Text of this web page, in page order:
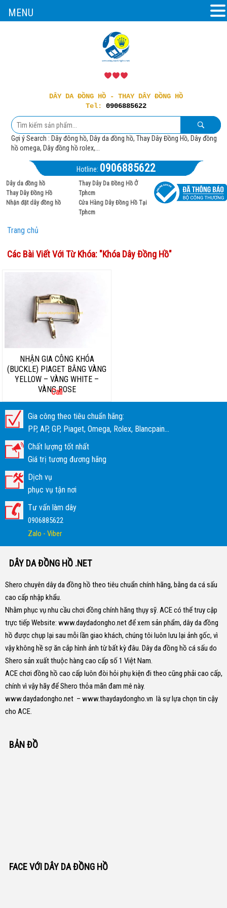
DÂY DA ĐỒNG HỒ - THAY DÂY ĐỒNG HỒ
Tel: 0906885622
Gợi ý Search : Dây đông hồ, Dây da đồng hồ, Thay Dây Đồng Hồ, Dây đồng
hồ omega, Dây đồng hồ rolex,...
Hotline: 0906885622
Dây da đồng hồ
Thay Dây Đồng Hồ
Nhận đặt dây đồng hồ
Thay Dây Da Đồng Hồ Ở
Tphcm
Cửa Hàng Dây Đồng Hồ Tại
Tphcm
Trang chủ
Các Bài Viết Với Từ Khóa: "Khóa Dây Đồng Hồ"
NHẬN GIA CÔNG KHÓA
(BUCKLE) PIAGET BẰNG VÀNG
YELLOW – VÀNG WHITE –
VÀNG ROSE
Call
Gia công theo tiêu chuẩn hãng:
PP, AP, GP, Piaget, Omega, Rolex, Blancpain...
Chất lượng tốt nhất
Giá trị tương đương hãng
Dịch vụ
phục vụ tận nơi
Tư vấn làm dây
0906885622
Zalo - Viber
DÂY DA ĐỒNG HỒ .NET
Shero chuyên dây da đồng hồ theo tiêu chuẩn chính hãng, bằng da cá sấu
cao cấp nhập khẩu.
Nhằm phục vụ nhu cầu chơi đồng chính hãng thụy sỹ. ACE có thể truy cập
trực tiếp Website: www.daydadongho.netđể xem sản phẩm, dây da đồng
hồ được chụp lại sau mỗi lần giao khách, chúng tôi luôn lưu lại ảnh gốc, vì
vậy không hề sợ ăn cắp hình ảnh từ bất kỳ đâu. Dây da đồng hồ cá sấu do
Shero sản xuất thuộc hàng cao cấp số 1 Việt Nam.
ACE chơi đồng hồ cao cấp luôn đòi hỏi phụ kiện đi theo cũng phải cao cấp,
chính vì vậy hãy để Shero thỏa mãn đam mê này.
www.daydadongho.net – www.thaydaydongho.vn là sự lựa chọn tin cậy
cho ACE.
BẢN ĐỒ
FACE VỚI DÂY DA ĐỒNG HỒ
MENU